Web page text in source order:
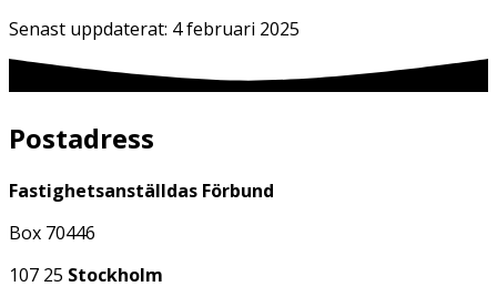
Senast uppdaterat: 4 februari 2025
Postadress
Fastighetsanställdas Förbund
Box 70446
107 25 Stockholm